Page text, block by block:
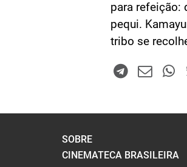
para refeição:
pequi.
tribo se
SOBRE
CINEMATECA BRASILEIRA